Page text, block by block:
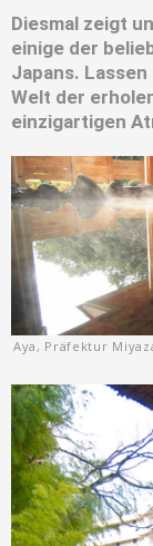
Diesmal zeigt
einige der
Japans.
Welt der
einzigartigen
Aya, Präfektur